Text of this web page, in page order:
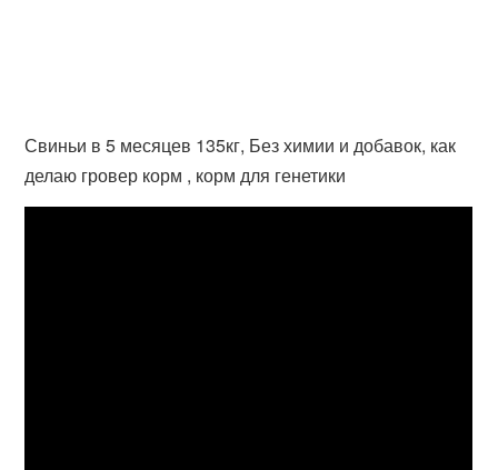
Свиньи в 5 месяцев 135кг, Без химии и добавок, как
делаю гровер корм , корм для генетики